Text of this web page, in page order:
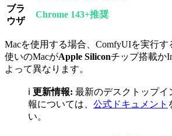
ブラ
ウザ
Chrome 143+推奨
Macを使用する場合、ComfyUIを実行
使いのMacがApple Siliconチップ搭載か
よって異なります。
ℹ️ 更新情報: 最新のデスクトップイ
報については、 公式ドキュメント
い。